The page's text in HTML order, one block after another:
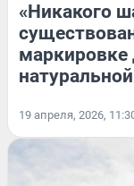
«Никакого
маркировке
19 апреля, 2026,